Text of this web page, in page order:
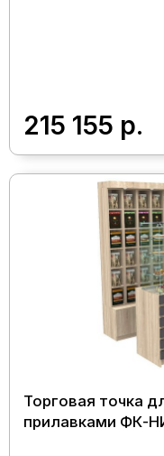
215 155 р.
Торговая точка
прилавками ФК-